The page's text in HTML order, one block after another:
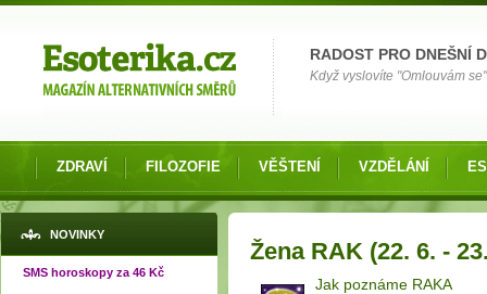
RADOST PRO DNEŠNÍ
Když vyslovíte "Omlouvám
ZDRAVÍ FILOZOFIE VĚŠTENÍ VZDĚLÁNÍ
NOVINKY
SMS horoskopy za 46 Kč
Žena RAK (22. 6. -
Jak poznáme RAKA